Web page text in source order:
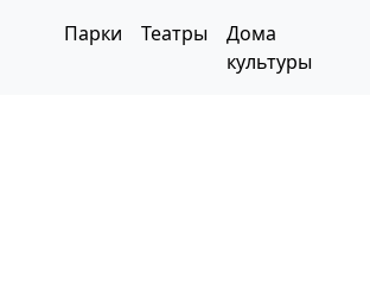
Парки Театры
Дома
культуры